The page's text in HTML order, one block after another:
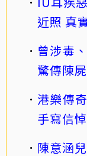
近照 真
曾涉毒
驚傳陳
港樂傳
手寫信
陳意涵